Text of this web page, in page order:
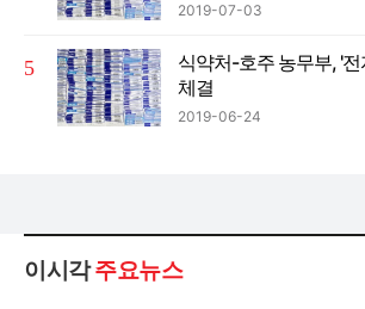
2019-07-03
식약처-호주 농무부, '
체결
2019-06-24
이시각주요뉴스